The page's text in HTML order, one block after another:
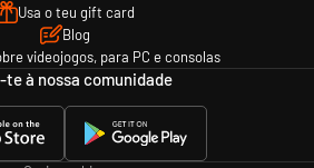
Usa o teu gift card
Blog
videojogos, para PC e consolas
à nossa comunidade